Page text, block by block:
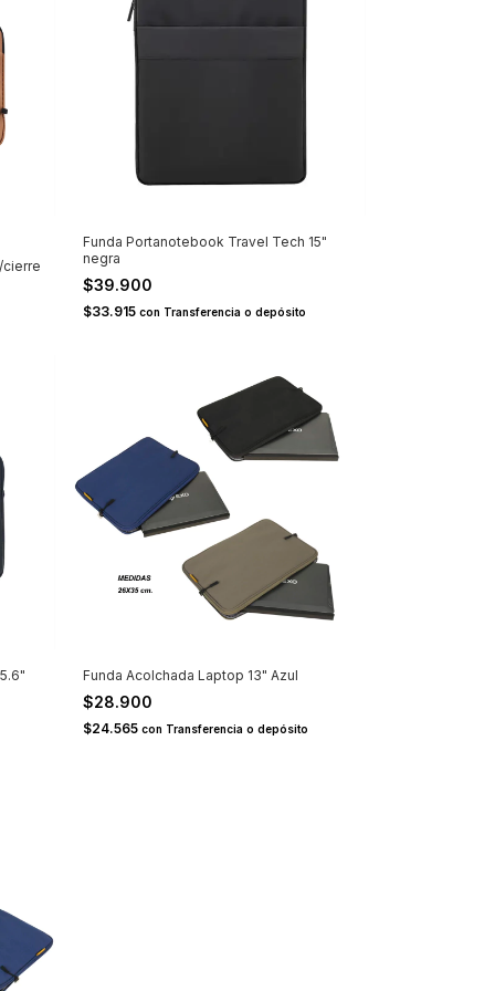
cierre
Funda Portanotebook Travel Tech 15"
negra
$39.900
$33.915 con Transferencia o depósito
Funda Acolchada Laptop 13" Azul
$28.900
$24.565 con Transferencia o depósito